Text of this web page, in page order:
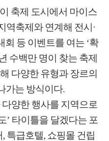
축제 도시에서 마이스
역축제와 연계해 전시·
회 등 이벤트를 여는 ‘확
수백만 명이 찾는 축제
다양한 유형과 장르의
가는 방식이다.
양한 행사를 지역으로
’ 타이틀을 달겠다는 포
특급호텔, 쇼핑몰 건립